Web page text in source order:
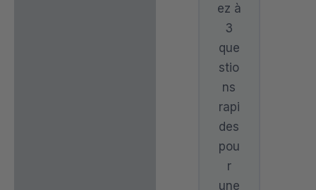
ez à
3
que
stio
ns
rapi
des
pou
r
une